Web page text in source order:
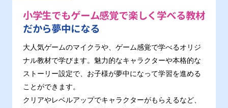
小学生でもゲーム感覚で楽しく学べる教材
だから夢中になる
大人気ゲームのマイクラや、ゲーム感覚で学べるオリジ
ナル教材で学びます。魅力的なキャラクターや本格的な
ストーリー設定で、お子様が夢中になって学習を進める
ことができます。
クリアやレベルアップでキャラクターがもらえるなど、